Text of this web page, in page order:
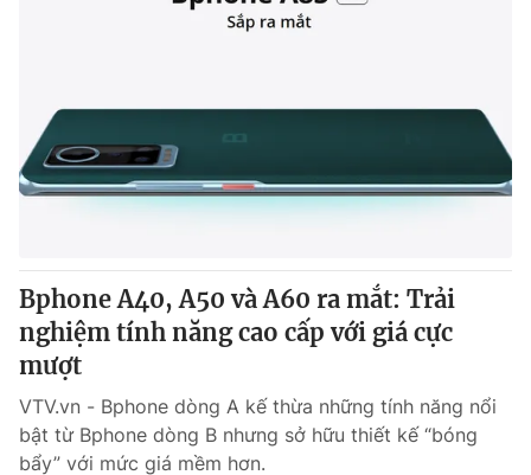
Hitech Công nghệ tương lai
Sản phẩm
Giao lưu trực tuyến
Lịch phát sóng
Chuyên mục khác
Emagazine Podcast
Photo Infographic
Bphone A40, A50 và A60 ra mắt: Trải
nghiệm tính năng cao cấp với giá cực
mượt
VTV.vn - Bphone dòng A kế thừa những tính năng nổi
bật từ Bphone dòng B nhưng sở hữu thiết kế “bóng
bẩy” với mức giá mềm hơn.